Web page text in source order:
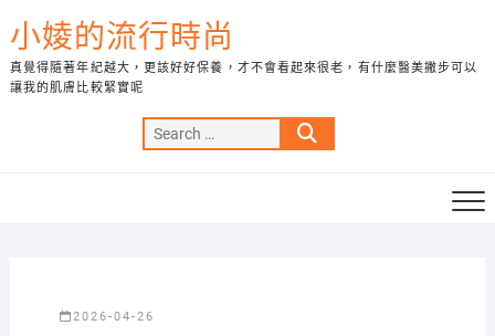
to
content
小婈的流行時尚
真覺得隨著年紀越大，更該好好保養，才不會看起來很老，有什麼醫美撇步可以
讓我的肌膚比較緊實呢
Search
…
2026-04-26